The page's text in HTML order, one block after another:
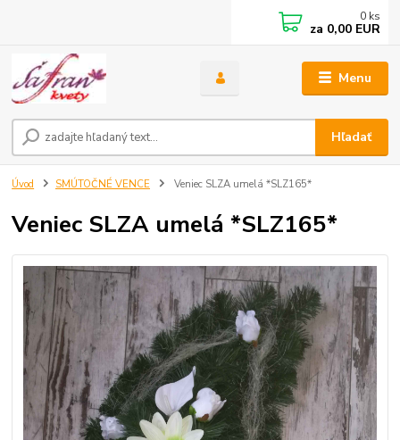
Menu
Hľadať
0 ks
za 0,00 EUR
Úvod SMÚTOČNÉ VENCE Veniec SLZA umelá *SLZ165*
Veniec SLZA umelá *SLZ165*